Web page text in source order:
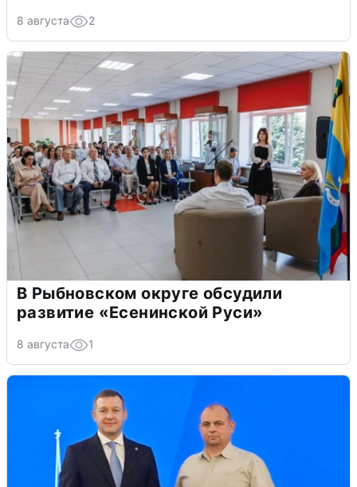
8 августа 2
В Рыбновском округе обсудили
развитие «Есенинской Руси»
8 августа 1